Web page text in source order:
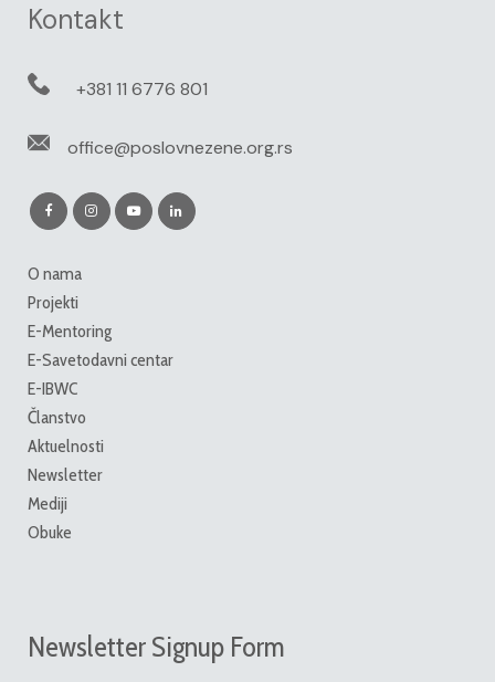
Kontakt
+381 11 6776 801
office@poslovnezene.org.rs
O nama
Projekti
E-Mentoring
E-Savetodavni centar
E-IBWC
Članstvo
Aktuelnosti
Newsletter
Mediji
Obuke
Newsletter Signup Form